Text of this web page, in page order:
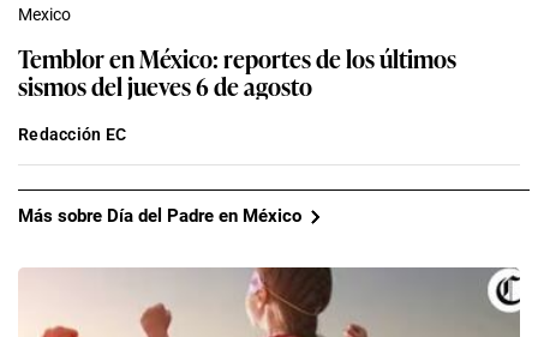
Mexico
Temblor en México: reportes de los últimos
sismos del jueves 6 de agosto
Redacción EC
Más sobre Día del Padre en México